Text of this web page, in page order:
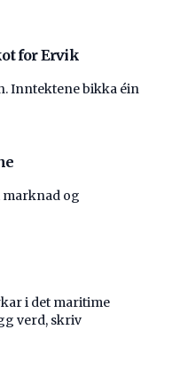
for Ervik
Inntektene bikka éin
marknad og
i det maritime
verd, skriv